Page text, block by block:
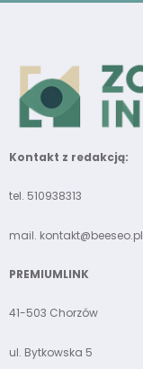
Kontakt z redakcją:
tel. 510938313
mail. kontakt@beeseo.pl
PREMIUMLINK
41-503 Chorzów
ul. Bytkowska 5